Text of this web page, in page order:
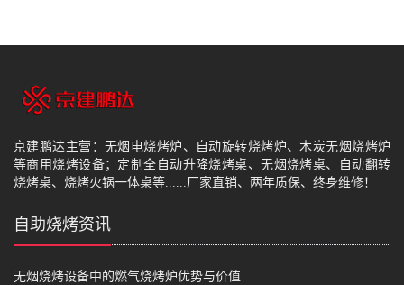
京建鹏达主营：无烟电烧烤炉、自动旋转烧烤炉、木炭无烟烧烤炉
等商用烧烤设备；定制全自动升降烧烤桌、无烟烧烤桌、自动翻转
烧烤桌、烧烤火锅一体桌等......厂家直销、两年质保、终身维修！
自助烧烤资讯
无烟烧烤设备中的燃气烧烤炉优势与价值